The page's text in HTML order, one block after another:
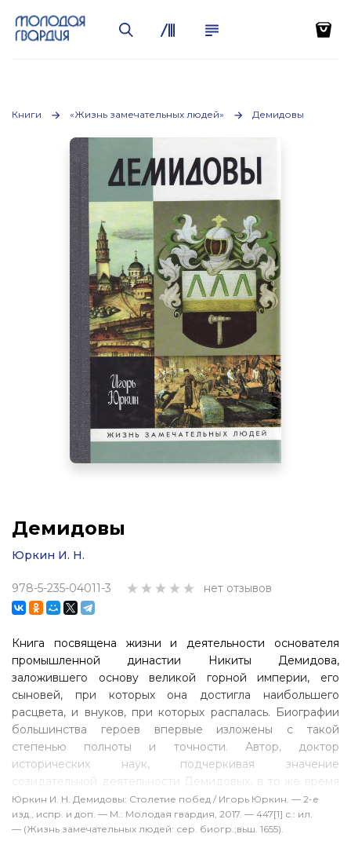
Книги «Жизнь замечательных людей» Демидовы
Демидовы
Юркин И. Н.
978-5-235-04011-3 нет отзывов
Книга посвящена жизни и деятельности основателя
промышленной династии Никиты Демидова,
заложившего основу великой горной империи, его
сыновей, при которых она достигла наибольшего
расцвета, и внуков, при которых распалась. Биографии
большинства героев впервые изложены с такой
степенью полноты и точности. Автор, доктор
исторических наук, подчеркивая значение
созидательной деятельности Демидовых, в то же время
далек и от панегирических восхвалений,
и от изображения героев кровавыми злодеями. Широко
используя документальные (включая привлекаемые
Юркин И. Н. Демидовы: Столетие побед / Игорь Юркин. — 2-е
изд., испр. и доп. — М.: Молодая гвардия, 2017. — 447[1] с.: ил.
— (Жизнь замечательных людей: сер. биогр.;вьш. 1655).